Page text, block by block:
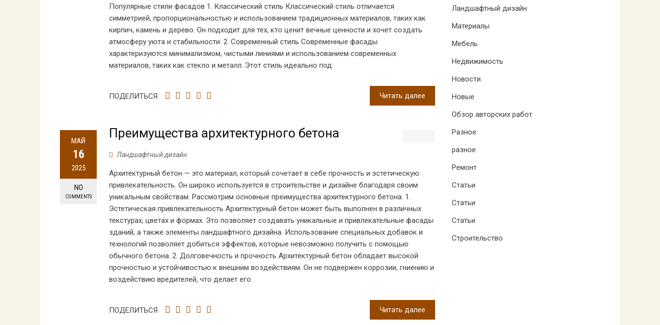
Популярные стили фасадов 1. Классический стиль Классический стиль отличается
симметрией, пропорциональностью и использованием традиционных материалов, таких как
кирпич, камень и дерево. Он подходит для тех, кто ценит вечные ценности и хочет создать
атмосферу уюта и стабильности. 2. Современный стиль Современные фасады
характеризуются минимализмом, чистыми линиями и использованием современных
материалов, таких как стекло и металл. Этот стиль идеально под
Читать далее
ПОДЕЛИТЬСЯ
МАЙ
16
2025
NO
COMMENTS
Преимущества архитектурного бетона
Ландшафтный дизайн
Архитектурный бетон — это материал, который сочетает в себе прочность и эстетическую
привлекательность. Он широко используется в строительстве и дизайне благодаря своим
уникальным свойствам. Рассмотрим основные преимущества архитектурного бетона. 1.
Эстетическая привлекательность Архитектурный бетон может быть выполнен в различных
текстурах, цветах и формах. Это позволяет создавать уникальные и привлекательные фасады
зданий, а также элементы ландшафтного дизайна. Использование специальных добавок и
технологий позволяет добиться эффектов, которые невозможно получить с помощью
обычного бетона. 2. Долговечность и прочность Архитектурный бетон обладает высокой
прочностью и устойчивостью к внешним воздействиям. Он не подвержен коррозии, гниению и
воздействию вредителей, что делает его
Читать далее
ПОДЕЛИТЬСЯ
Ландшафтный дизайн
Материалы
Мебель
Недвижимость
Новости
Новые
Обзор авторских работ
Разное
разное
Ремонт
Статьи
Статьи
Статьи
Строительство